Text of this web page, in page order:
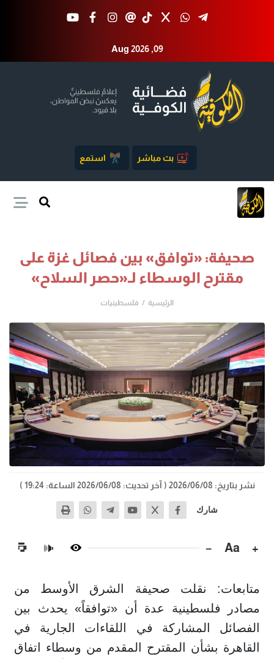
Aug 2026 ,09
بث مباشر استمع
صحيفة: «توافق» بين فصائل غزة على
مقترح الوسطاء لـ«حصر السلاح»
الرئيسية فلسطينيات
نشر بتاريخ: 2026/06/08 ( آخر تحديث: 2026/06/08 الساعة: 19:24 )
شارك
+
Aa
−
🔊
متابعات: نقلت صحيفة الشرق الأوسط من
مصادر فلسطينية عدة أن «توافقاً» يحدث بين
الفصائل المشاركة في اللقاءات الجارية في
القاهرة بشأن المقترح المقدم من وسطاء اتفاق